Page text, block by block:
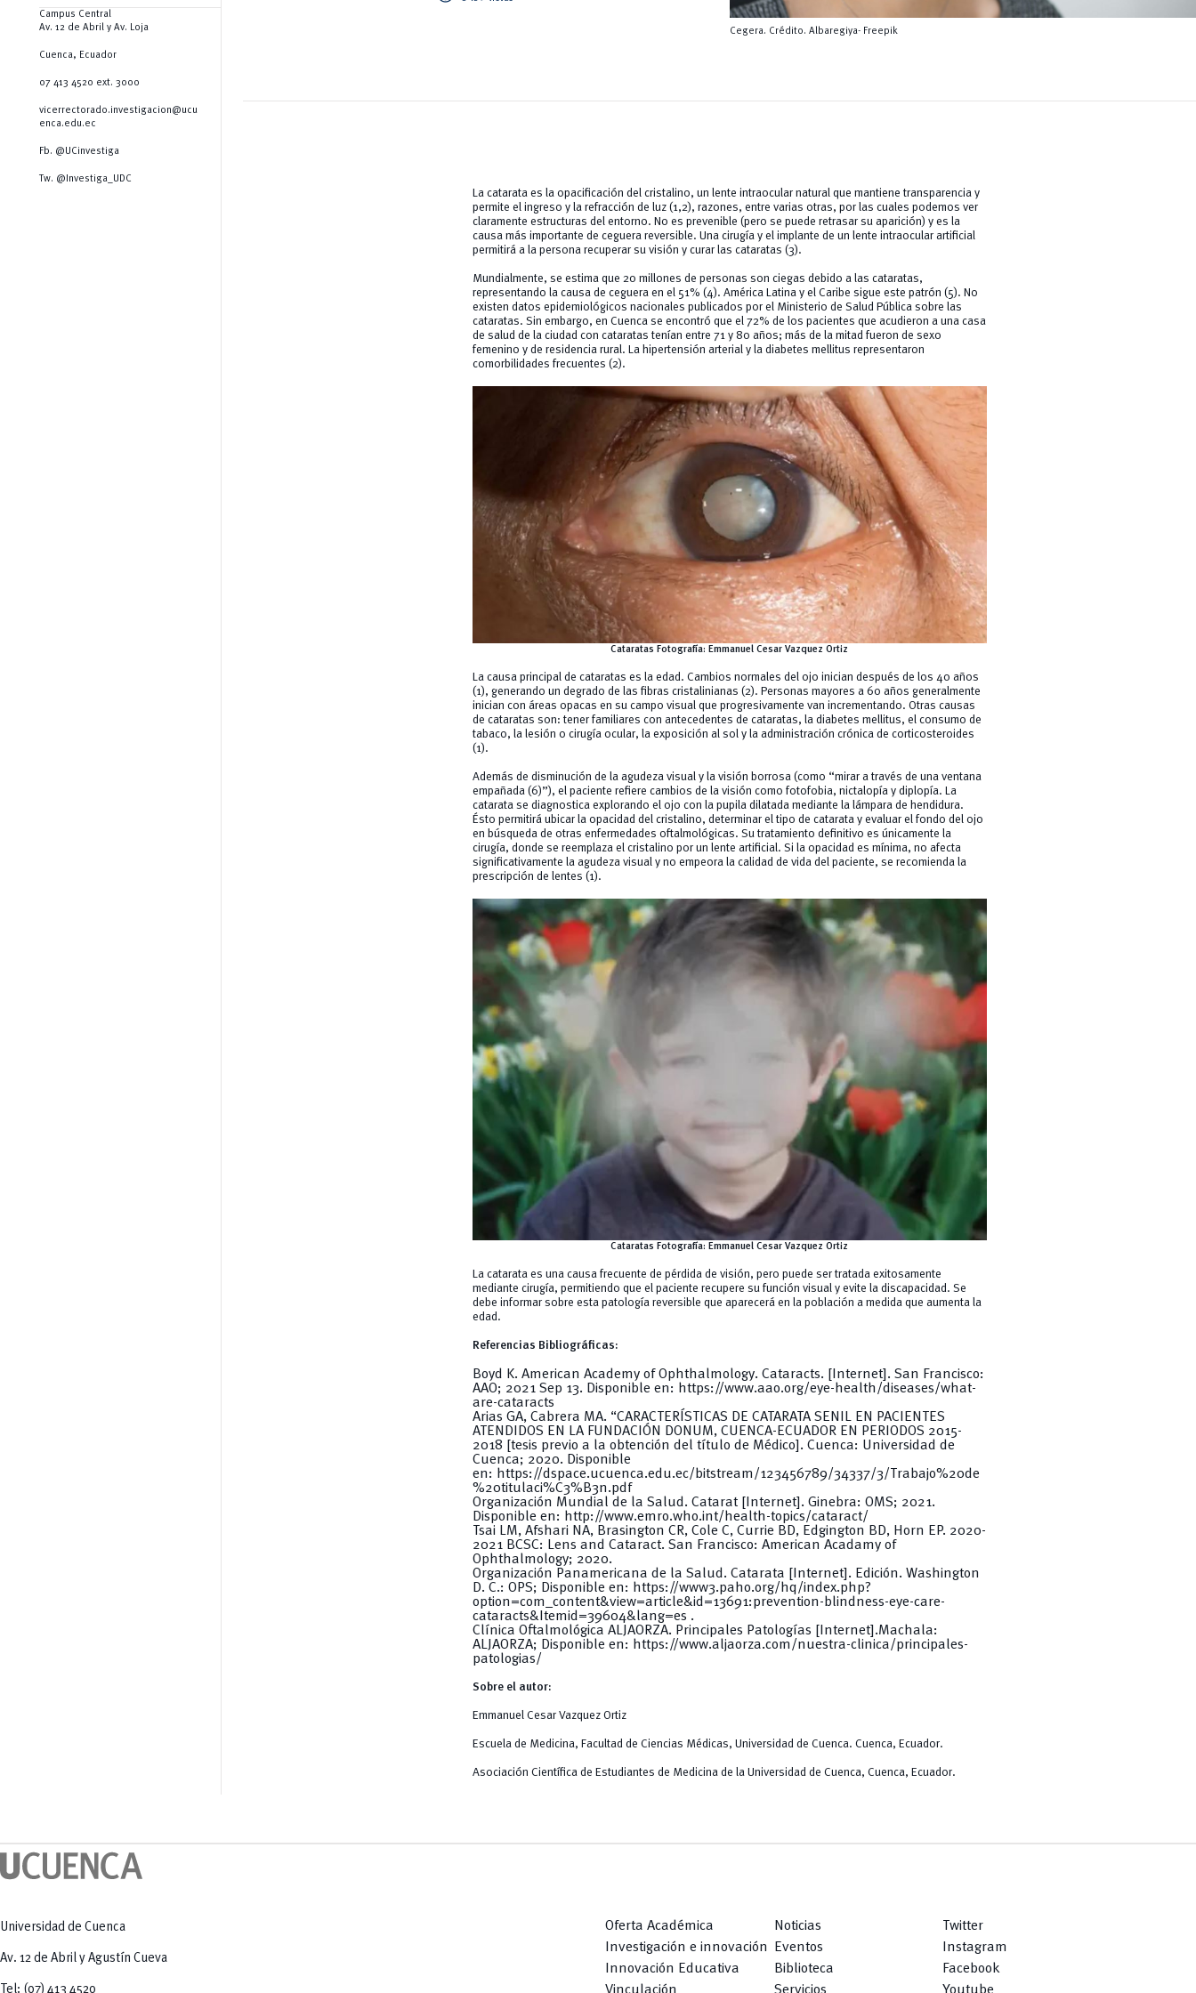
Campus Central
Av. 12 de Abril y Av. Loja
Cuenca, Ecuador
07 413 4520 ext. 3000
vicerrectorado.investigacion@ucu
enca.edu.ec
Fb. @UCinvestiga
Tw. @Investiga_UDC
Cegera. Crédito. Albaregiya- Freepik
La catarata es la opacificación del cristalino, un lente intraocular natural que mantiene transparencia y
permite el ingreso y la refracción de luz (1,2), razones, entre varias otras, por las cuales podemos ver
claramente estructuras del entorno. No es prevenible (pero se puede retrasar su aparición) y es la
causa más importante de ceguera reversible. Una cirugía y el implante de un lente intraocular artificial
permitirá a la persona recuperar su visión y curar las cataratas (3).
Mundialmente, se estima que 20 millones de personas son ciegas debido a las cataratas,
representando la causa de ceguera en el 51% (4). América Latina y el Caribe sigue este patrón (5). No
existen datos epidemiológicos nacionales publicados por el Ministerio de Salud Pública sobre las
cataratas. Sin embargo, en Cuenca se encontró que el 72% de los pacientes que acudieron a una casa
de salud de la ciudad con cataratas tenían entre 71 y 80 años; más de la mitad fueron de sexo
femenino y de residencia rural. La hipertensión arterial y la diabetes mellitus representaron
comorbilidades frecuentes (2).
Cataratas Fotografía: Emmanuel Cesar Vazquez Ortiz
La causa principal de cataratas es la edad. Cambios normales del ojo inician después de los 40 años
(1), generando un degrado de las fibras cristalinianas (2). Personas mayores a 60 años generalmente
inician con áreas opacas en su campo visual que progresivamente van incrementando. Otras causas
de cataratas son: tener familiares con antecedentes de cataratas, la diabetes mellitus, el consumo de
tabaco, la lesión o cirugía ocular, la exposición al sol y la administración crónica de corticosteroides
(1).
Además de disminución de la agudeza visual y la visión borrosa (como “mirar a través de una ventana
empañada (6)”), el paciente refiere cambios de la visión como fotofobia, nictalopía y diplopía. La
catarata se diagnostica explorando el ojo con la pupila dilatada mediante la lámpara de hendidura.
Ésto permitirá ubicar la opacidad del cristalino, determinar el tipo de catarata y evaluar el fondo del ojo
en búsqueda de otras enfermedades oftalmológicas. Su tratamiento definitivo es únicamente la
cirugía, donde se reemplaza el cristalino por un lente artificial. Si la opacidad es mínima, no afecta
significativamente la agudeza visual y no empeora la calidad de vida del paciente, se recomienda la
prescripción de lentes (1).
Cataratas Fotografía: Emmanuel Cesar Vazquez Ortiz
La catarata es una causa frecuente de pérdida de visión, pero puede ser tratada exitosamente
mediante cirugía, permitiendo que el paciente recupere su función visual y evite la discapacidad. Se
debe informar sobre esta patología reversible que aparecerá en la población a medida que aumenta la
edad.
Referencias Bibliográficas:
Boyd K. American Academy of Ophthalmology. Cataracts. [Internet]. San Francisco:
AAO; 2021 Sep 13. Disponible en: https://www.aao.org/eye-health/diseases/what-
are-cataracts
Arias GA, Cabrera MA. “CARACTERÍSTICAS DE CATARATA SENIL EN PACIENTES
ATENDIDOS EN LA FUNDACIÓN DONUM, CUENCA-ECUADOR EN PERIODOS 2015-
2018 [tesis previo a la obtención del título de Médico]. Cuenca: Universidad de
Cuenca; 2020. Disponible
en: https://dspace.ucuenca.edu.ec/bitstream/123456789/34337/3/Trabajo%20de
%20titulaci%C3%B3n.pdf
Organización Mundial de la Salud. Catarat [Internet]. Ginebra: OMS; 2021.
Disponible en: http://www.emro.who.int/health-topics/cataract/
Tsai LM, Afshari NA, Brasington CR, Cole C, Currie BD, Edgington BD, Horn EP. 2020-
2021 BCSC: Lens and Cataract. San Francisco: American Acadamy of
Ophthalmology; 2020.
Organización Panamericana de la Salud. Catarata [Internet]. Edición. Washington
D. C.: OPS; Disponible en: https://www3.paho.org/hq/index.php?
option=com_content&view=article&id=13691:prevention-blindness-eye-care-
cataracts&Itemid=39604&lang=es .
Clínica Oftalmológica ALJAORZA. Principales Patologías [Internet].Machala:
ALJAORZA; Disponible en: https://www.aljaorza.com/nuestra-clinica/principales-
patologias/
Sobre el autor:
Emmanuel Cesar Vazquez Ortiz
Escuela de Medicina, Facultad de Ciencias Médicas, Universidad de Cuenca. Cuenca, Ecuador.
Asociación Científica de Estudiantes de Medicina de la Universidad de Cuenca, Cuenca, Ecuador.
Universidad de Cuenca
Av. 12 de Abril y Agustín Cueva
Tel: (07) 413 4520
Oferta Académica
Investigación e innovación
Innovación Educativa
Vinculación
Noticias
Eventos
Biblioteca
Servicios
Twitter
Instagram
Facebook
Youtube